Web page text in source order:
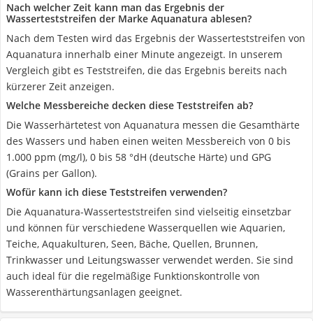
Nach welcher Zeit kann man das Ergebnis der
Wasserteststreifen der Marke Aquanatura ablesen?
Nach dem Testen wird das Ergebnis der Wasserteststreifen von
Aquanatura innerhalb einer Minute angezeigt. In unserem
Vergleich gibt es Teststreifen, die das Ergebnis bereits nach
kürzerer Zeit anzeigen.
Welche Messbereiche decken diese Teststreifen ab?
Die Wasserhärtetest von Aquanatura messen die Gesamthärte
des Wassers und haben einen weiten Messbereich von 0 bis
1.000 ppm (mg/l), 0 bis 58 °dH (deutsche Härte) und GPG
(Grains per Gallon).
Wofür kann ich diese Teststreifen verwenden?
Die Aquanatura-Wasserteststreifen sind vielseitig einsetzbar
und können für verschiedene Wasserquellen wie Aquarien,
Teiche, Aquakulturen, Seen, Bäche, Quellen, Brunnen,
Trinkwasser und Leitungswasser verwendet werden. Sie sind
auch ideal für die regelmäßige Funktionskontrolle von
Wasserenthärtungsanlagen geeignet.